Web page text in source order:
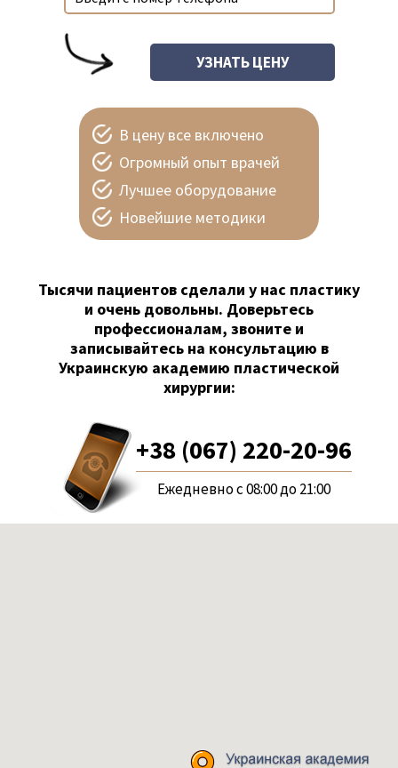
В цену все включено
Огромный опыт врачей
Лучшее оборудование
Новейшие методики
Тысячи пациентов сделали у нас пластику
и очень довольны. Доверьтесь
профессионалам, звоните и
записывайтесь на консультацию в
Украинскую академию пластической
хирургии:
+38 (067) 220-20-96
Ежедневно с 08:00 до 21:00